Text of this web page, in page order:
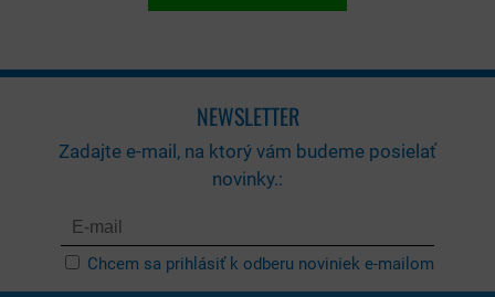
NEWSLETTER
Zadajte e-mail, na ktorý vám budeme posielať
novinky.:
Chcem sa prihlásiť k odberu noviniek e-mailom